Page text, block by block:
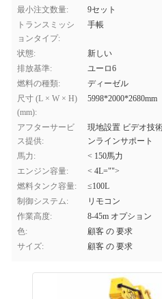
最小注文数量:
9セット
トランスミッシ
ョンタイプ:
手帳
状態:
新しい
排放基準:
ユーロ6
燃料の種類:
ディーゼル
尺寸 (L × W × H)
(mm):
5998*2000*2680mm
アフターサービ
ス提供:
現地設置 ビデオ技
ンラインサポート
馬力:
< 150馬力
エンジン容量:
< 4L="">
燃料タンク容量:
≤100L
制御システム:
リモコン
作業高度:
8-45m オプション
色:
顧客 の 要求
サイズ:
顧客 の 要求